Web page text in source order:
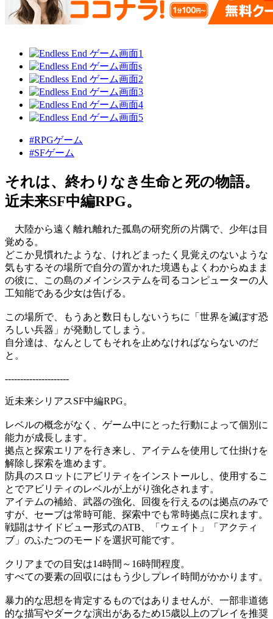
#RPGゲーム
#SFゲーム
それは、終わりなき生命と死の物語。
近未来SF中編RPG。
大陸から遠く離れ離れた孤島の研究所の片隅で、少年は目
覚める。
どこか見慣れたような、けれどまったく見覚えのないような
気もするその場所で自分の置かれた境遇もよくわからぬまま
の彼に、この島のメインシステムを司るコンピューターの人
工知能である少女は告げる。
この場所で、もうあと数日もしないうちに「世界を滅ぼす恐
ろしい兵器」が発動してしまう。
自分達は、なんとしてもそれを止めなければならないのだ
と。
---------------------
近未来シリアスSF中編RPG。
レベルの概念がなく、ゲーム中にとった行動によって個別に
能力が成長します。
拠点と探索エリアを行き来し、アイテムを使用して仕掛けを
解除し探索を進めます。
防具のスロットにアビリティをインストールし、使用するこ
とでアビリティのレベルが上がり強化されます。
アイテムの補給、武器の強化、回復を行えるのは拠点のみで
すが、セーブは常時可能、探索中でも常時拠点に戻れます。
戦闘はサイドビュー形式のATB、「ウェイト」「アクティ
ブ」のふたつのモードを選択可能です。
クリアまでの目安は14時間～16時間程度。
すべての要素の回収にはもう少しプレイ時間がかかります。
暴力的な思想を肯定するものではありませんが、一部非道徳
的な描写やダークな演出があるため15歳以上のプレイを推奨